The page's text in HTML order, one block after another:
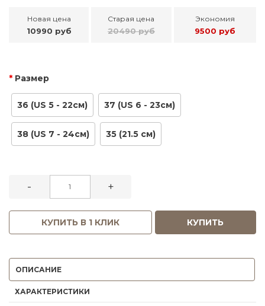
Новая цена
10990 руб
Старая цена
20490 руб
Экономия
9500 руб
Размер
36 (US 5 - 22см) 37 (US 6 - 23см)
38 (US 7 - 24см) 35 (21.5 см)
- +
КУПИТЬ В 1 КЛИК КУПИТЬ
ОПИСАНИЕ
ХАРАКТЕРИСТИКИ